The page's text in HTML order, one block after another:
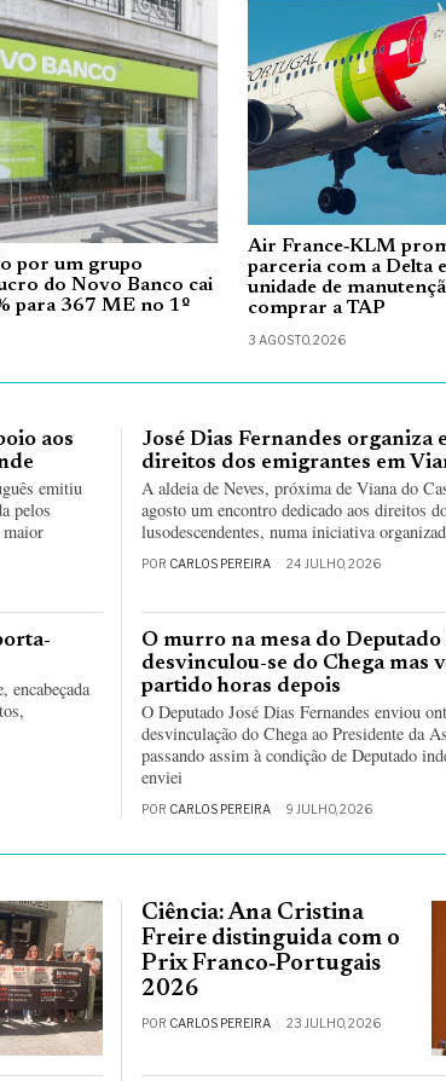
por um grupo
do Novo Banco cai
para 367 ME no 1º
Air France‑KLM
parceria com a Delta
unidade de
comprar a TAP
3 AGOSTO, 2026
aos
emitiu
pelos
maior
José Dias Fernandes organiza
direitos dos emigrantes em
A aldeia de Neves, próxima de Viana do
agosto um encontro dedicado aos direitos
lusodescendentes, numa iniciativa
POR CARLOS PEREIRA 24 JULHO, 2026
O murro na mesa do Deputado
desvinculou-se do Chega mas
partido horas depois
O Deputado José Dias Fernandes enviou
desvinculação do Chega ao Presidente da
passando assim à condição de Deputado
enviei
POR CARLOS PEREIRA 9 JULHO, 2026
Ciência: Ana Cristina
Freire distinguida com o
Prix Franco‑Portugais
2026
POR CARLOS PEREIRA 23 JULHO, 2026